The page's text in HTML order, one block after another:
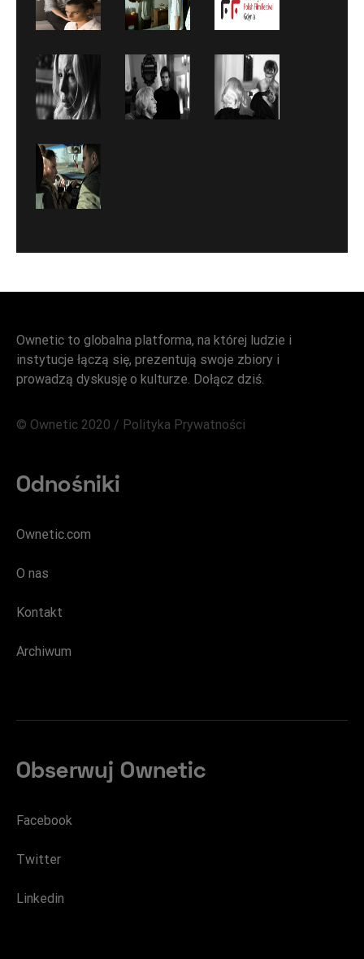
Ownetic to globalna platforma, na której ludzie i
instytucje łączą się, prezentują swoje zbiory i
prowadzą dyskusję o kulturze. Dołącz dziś.
© Ownetic 2020 / Polityka Prywatności
Odnośniki
Ownetic.com
O nas
Kontakt
Archiwum
Obserwuj Ownetic
Facebook
Twitter
Linkedin